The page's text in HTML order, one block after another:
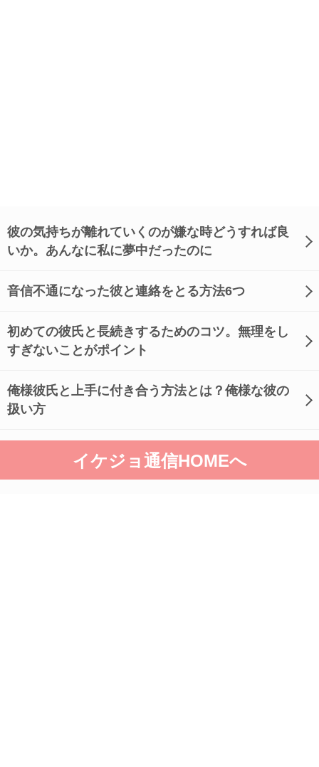
彼の気持ちが離れていくのが嫌な時どうすれば良
いか。あんなに私に夢中だったのに
音信不通になった彼と連絡をとる方法6つ
初めての彼氏と長続きするためのコツ。無理をし
すぎないことがポイント
俺様彼氏と上手に付き合う方法とは？俺様な彼の
扱い方
イケジョ通信HOMEへ